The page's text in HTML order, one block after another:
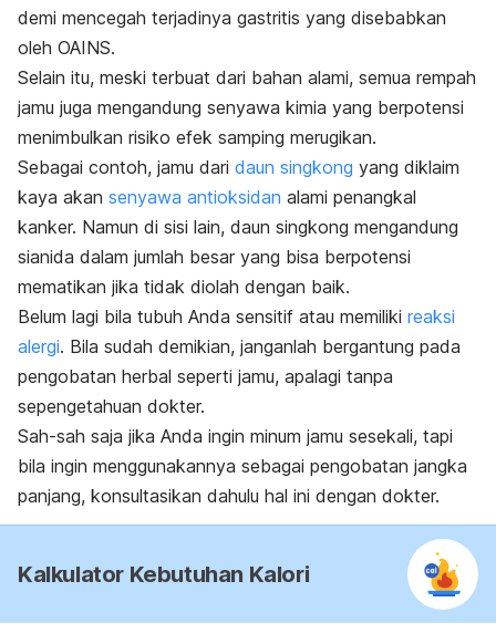
demi mencegah terjadinya gastritis yang disebabkan
oleh OAINS.
Selain itu, meski terbuat dari bahan alami, semua rempah
jamu juga mengandung senyawa kimia yang berpotensi
menimbulkan risiko efek samping merugikan.
Sebagai contoh, jamu dari daun singkong yang diklaim
kaya akan senyawa antioksidan alami penangkal
kanker. Namun di sisi lain, daun singkong mengandung
sianida dalam jumlah besar yang bisa berpotensi
mematikan jika tidak diolah dengan baik.
Belum lagi bila tubuh Anda sensitif atau memiliki reaksi
alergi. Bila sudah demikian, janganlah bergantung pada
pengobatan herbal seperti jamu, apalagi tanpa
sepengetahuan dokter.
Sah-sah saja jika Anda ingin minum jamu sesekali, tapi
bila ingin menggunakannya sebagai pengobatan jangka
panjang, konsultasikan dahulu hal ini dengan dokter.
Kalkulator Kebutuhan Kalori